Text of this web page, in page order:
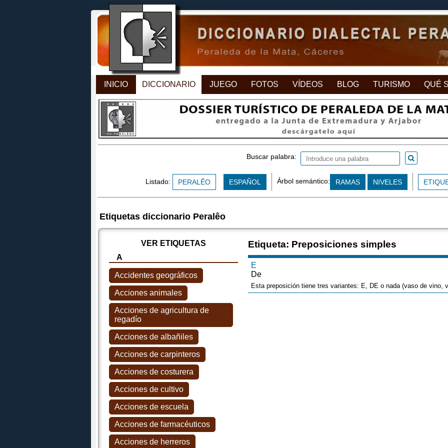
INICIO DICCIONARIO JUEGO FOTOS VÍDEOS BLOG TURISMO QUÉ
Buscar palabra:
Listado: PERALÊO ESPAÑOL Árbol semántico: RAMAS NIVELES
Etiquetas diccionario Peralêo
VER ETIQUETAS
A
Accidentes geográficos
Acciones animales
Acciones de agricultura de
regadío
Acciones de albañiles
Acciones de carpinteros
Acciones de costurera
Acciones de cultivo
Acciones de escuela
Acciones de farmacéuticos
Acciones de herreros
Etiqueta: Preposiciones simples
E
De